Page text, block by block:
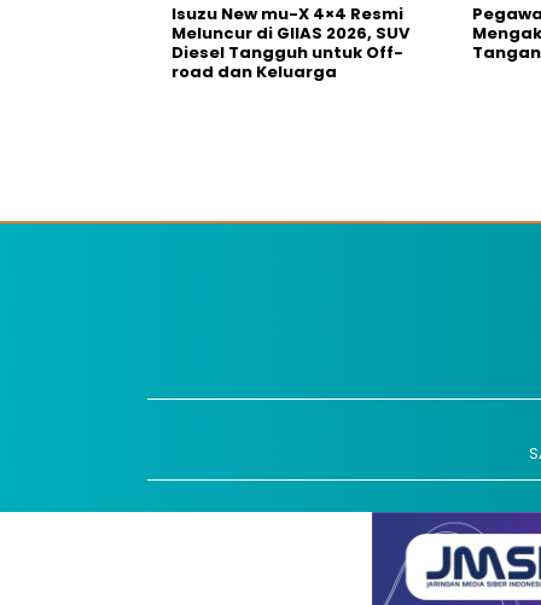
Isuzu New mu-X 4×4 Resmi
Meluncur di GIIAS 2026, SUV
Diesel Tangguh untuk Off-
road dan Keluarga